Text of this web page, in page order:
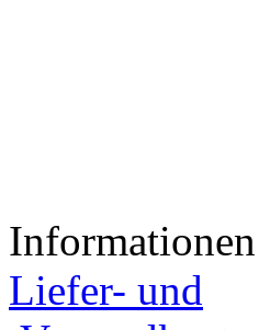
Informationen
Liefer- und